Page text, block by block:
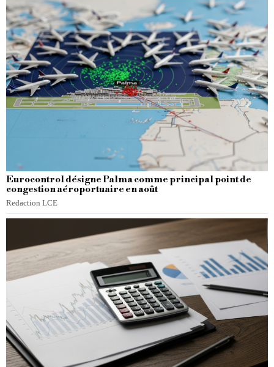
Eurocontrol désigne Palma comme principal point de
congestion aéroportuaire en août
Redaction LCE